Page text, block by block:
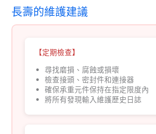
長壽的維護建議
【定期檢查】
尋找磨損、腐蝕或損壞
檢查接頭、密封件和連接器
確保承重元件保持在指定限度內
將所有發現輸入維護歷史日誌